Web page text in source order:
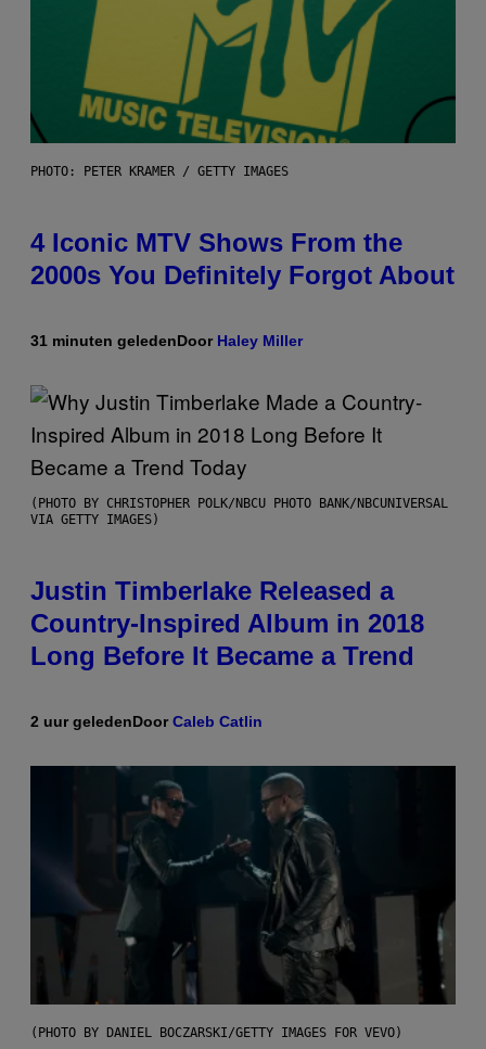
PHOTO: PETER KRAMER / GETTY IMAGES
4 Iconic MTV Shows From the
2000s You Definitely Forgot About
31 minuten geledenDoor Haley Miller
(PHOTO BY CHRISTOPHER POLK/NBCU PHOTO BANK/NBCUNIVERSAL
VIA GETTY IMAGES)
Justin Timberlake Released a
Country-Inspired Album in 2018
Long Before It Became a Trend
2 uur geledenDoorCaleb Catlin
(PHOTO BY DANIEL BOCZARSKI/GETTY IMAGES FOR VEVO)